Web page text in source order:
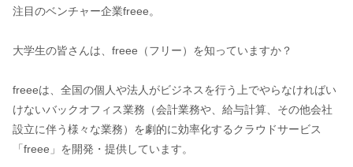
注目のベンチャー企業freee。
大学生の皆さんは、freee（フリー）を知っていますか？
freeeは、全国の個人や法人がビジネスを行う上でやらなければい
けないバックオフィス業務（会計業務や、給与計算、その他会社
設立に伴う様々な業務）を劇的に効率化するクラウドサービス
「freee」を開発・提供しています。